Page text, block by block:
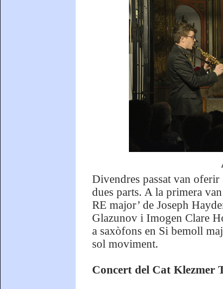
Divendres passat van
dues parts. A la primera
RE major’ de Joseph
Glazunov i Imogen Clare
a saxòfons en Si bemoll
sol moviment.
Concert del Cat Klezmer